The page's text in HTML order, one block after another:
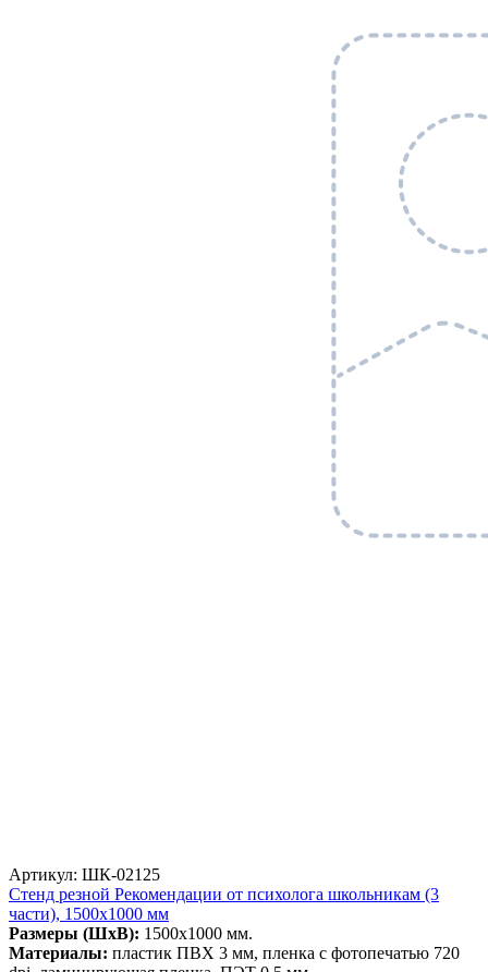
Артикул: ШК-02125
Стенд резной Рекомендации от психолога школьникам (3
части), 1500х1000 мм
Размеры (ШхВ): 1500х1000 мм.
Материалы: пластик ПВХ 3 мм, пленка с фотопечатью 720